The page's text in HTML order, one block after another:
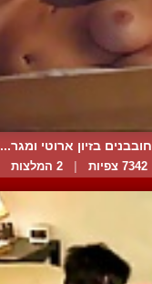
חובבנים בזיון ארוטי ומגר...
7342 צפיות 2 המלצות